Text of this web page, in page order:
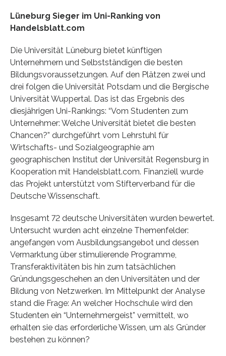
Lüneburg Sieger im Uni-Ranking von
Handelsblatt.com
Die Universität Lüneburg bietet künftigen
Unternehmern und Selbstständigen die besten
Bildungsvoraussetzungen. Auf den Plätzen zwei und
drei folgen die Universität Potsdam und die Bergische
Universität Wuppertal. Das ist das Ergebnis des
diesjährigen Uni-Rankings: “Vom Studenten zum
Unternehmer: Welche Universität bietet die besten
Chancen?” durchgeführt vom Lehrstuhl für
Wirtschafts- und Sozialgeographie am
geographischen Institut der Universität Regensburg in
Kooperation mit Handelsblatt.com. Finanziell wurde
das Projekt unterstützt vom Stifterverband für die
Deutsche Wissenschaft.
Insgesamt 72 deutsche Universitäten wurden bewertet.
Untersucht wurden acht einzelne Themenfelder:
angefangen vom Ausbildungsangebot und dessen
Vermarktung über stimulierende Programme,
Transferaktivitäten bis hin zum tatsächlichen
Gründungsgeschehen an den Universitäten und der
Bildung von Netzwerken. Im Mittelpunkt der Analyse
stand die Frage: An welcher Hochschule wird den
Studenten ein “Unternehmergeist” vermittelt, wo
erhalten sie das erforderliche Wissen, um als Gründer
bestehen zu können?